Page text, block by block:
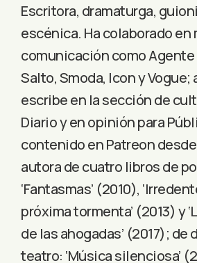
Escritora, dramaturga,
escénica. Ha colaborado en
comunicación como Agente
Salto, Smoda, Icon y
escribe en la sección de
Diario y en opinión para
contenido en Patreon desde
autora de cuatro libros de
‘Fantasmas’ (2010),
próxima tormenta’ (2013) y
de las ahogadas’ (2017); de
teatro: ‘Música silenciosa’